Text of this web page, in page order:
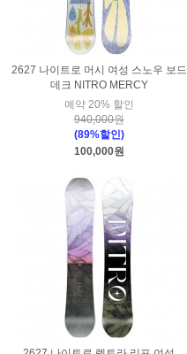
2627 나이트로 머시 여성 스노우 보드
데크 NITRO MERCY
예약 20% 할인
940,000원
(89%할인)
100,000원